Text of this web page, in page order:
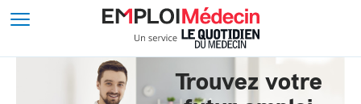
Trouvez votre